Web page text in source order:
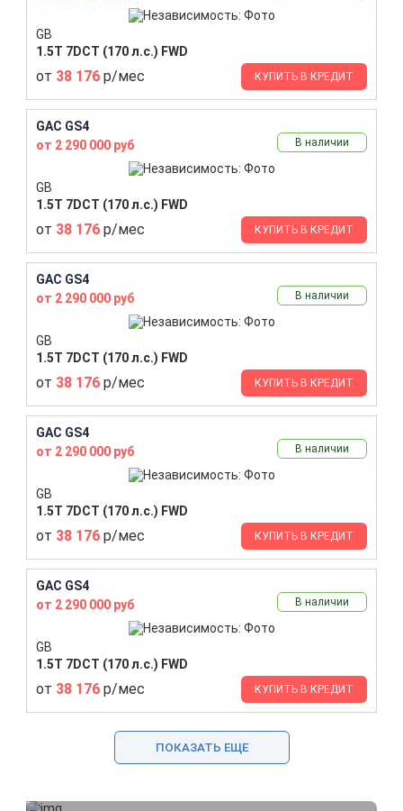
GB
1.5T 7DCT (170 л.с.) FWD
от 38 176 р/мес КУПИТЬ В КРЕДИТ
GAC GS4
от 2 290 000 руб
В наличии
GB
1.5T 7DCT (170 л.с.) FWD
от 38 176 р/мес КУПИТЬ В КРЕДИТ
GAC GS4
от 2 290 000 руб
В наличии
GB
1.5T 7DCT (170 л.с.) FWD
от 38 176 р/мес КУПИТЬ В КРЕДИТ
GAC GS4
от 2 290 000 руб
В наличии
GB
1.5T 7DCT (170 л.с.) FWD
от 38 176 р/мес КУПИТЬ В КРЕДИТ
GAC GS4
от 2 290 000 руб
В наличии
GB
1.5T 7DCT (170 л.с.) FWD
от 38 176 р/мес КУПИТЬ В КРЕДИТ
ПОКАЗАТЬ ЕЩЕ